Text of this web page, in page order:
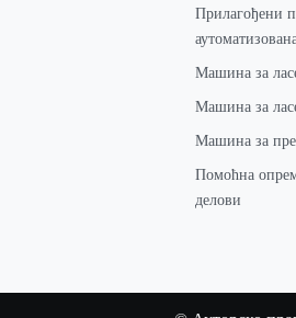
Прилагођени
Машина за
Машина за
Машина за
Помоћна
делови